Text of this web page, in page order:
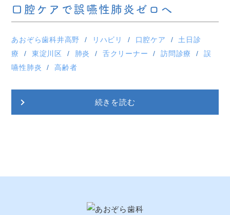
口腔ケアで誤嚥性肺炎ゼロへ
あおぞら歯科井高野 リハビリ 口腔ケア
土日診
療
東淀川区 肺炎 舌クリーナー 訪問診療
誤
嚥性肺炎
高齢者
続きを読む